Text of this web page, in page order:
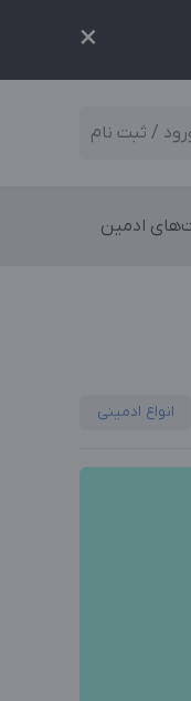
×
/ ثبت نام
ادمین
انواع ادمینی